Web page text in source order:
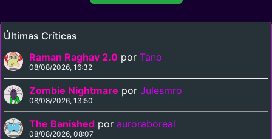
Últimas Críticas
Raman Raghav 2.0 por Tano
08/08/2026, 16:32
Zombie Nightmare por Julesmro
08/08/2026, 13:50
The Banished por auroraboreal
08/08/2026, 08:07